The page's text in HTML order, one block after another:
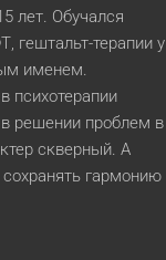
лет. Обучался
гештальт-терапии у
именем.
психотерапии
решении проблем в
скверный. А
гармонию